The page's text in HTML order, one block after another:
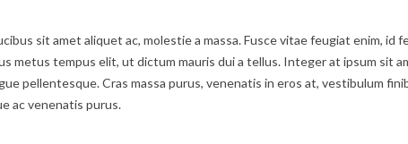
sit amet aliquet ac, molestie a massa. Fusce vitae feugiat enim, id
metus tempus elit, ut dictum mauris dui a tellus. Integer at ipsum sit
pellentesque. Cras massa purus, venenatis in eros at, vestibulum
ac venenatis purus.